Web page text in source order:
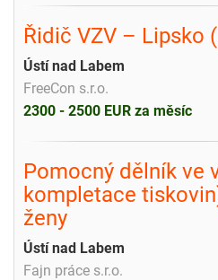
Řidič VZV – Lipsko
Ústí nad Labem
FreeCon s.r.o.
2300 - 2500 EUR za měsíc
Pomocný dělník ve
kompletace
ženy
Ústí nad Labem
Fajn práce s.r.o.